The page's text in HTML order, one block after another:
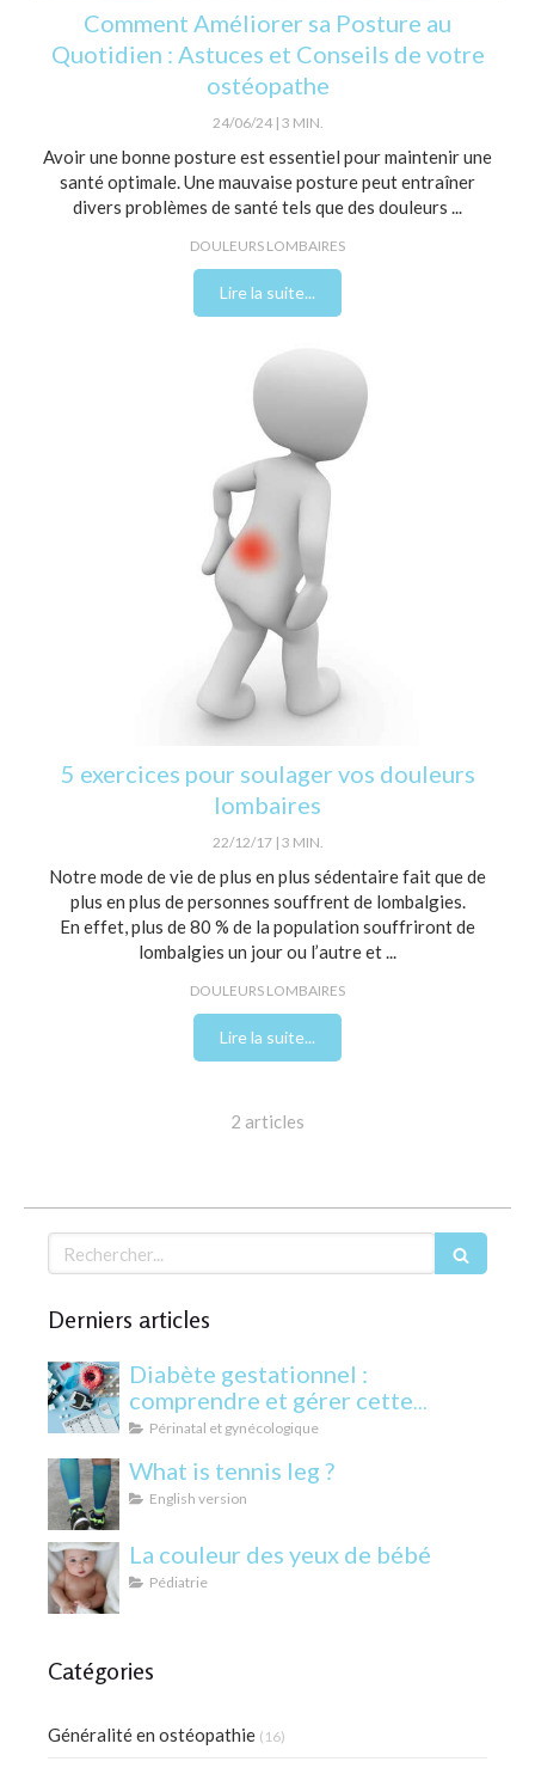
Comment Améliorer sa Posture au
Quotidien : Astuces et Conseils de votre
ostéopathe
24/06/24 3 MIN.
Avoir une bonne posture est essentiel pour maintenir une
santé optimale. Une mauvaise posture peut entraîner
divers problèmes de santé tels que des douleurs ...
DOULEURS LOMBAIRES
Lire la suite...
5 exercices pour soulager vos douleurs
lombaires
22/12/17 3 MIN.
Notre mode de vie de plus en plus sédentaire fait que de
plus en plus de personnes souffrent de lombalgies.
En effet, plus de 80 % de la population souffriront de
lombalgies un jour ou l’autre et ...
DOULEURS LOMBAIRES
Lire la suite...
2 articles
Rechercher
Derniers articles
Diabète gestationnel :
comprendre et gérer cette
condition pendant la grossesse
Périnatal et gynécologique
What is tennis leg ?
English version
La couleur des yeux de bébé
Pédiatrie
Catégories
Généralité en ostéopathie (16)